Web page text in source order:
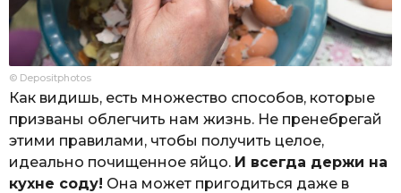
© Depositphotos
Как видишь, есть множество способов, которые
призваны облегчить нам жизнь. Не пренебрегай
этими правилами, чтобы получить целое,
идеально почищенное яйцо. И всегда держи на
кухне соду! Она может пригодиться даже в